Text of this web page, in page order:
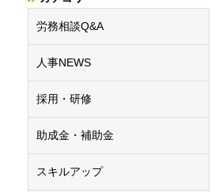
労務相談Q&A
人事NEWS
採用・研修
助成金・補助金
スキルアップ